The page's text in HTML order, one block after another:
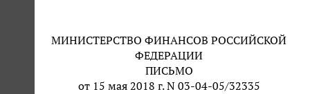
МИНИСТЕРСТВО ФИНАНСОВ РОССИЙСКОЙ
ФЕДЕРАЦИИ
ПИСЬМО
от 15 мая 2018 г. N 03-04-05/32335